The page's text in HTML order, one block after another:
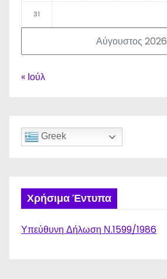
Αύγουστος 2026
31
« Ιούλ
Greek
Χρήσιμα Έντυπα
Υπεύθυνη Δήλωση Ν.1599/1986